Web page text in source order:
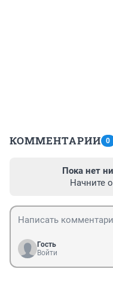
КОММЕНТАРИИ 0
Пока нет
Начните
Гость
Войти